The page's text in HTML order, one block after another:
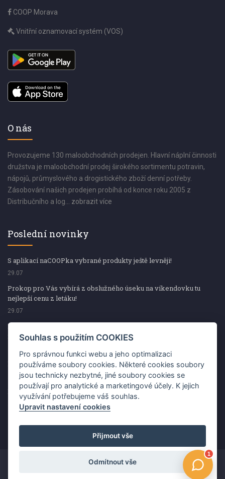
COOP Morava
Vnitřní oznamovací systém (VOS)
O nás
Provozujeme 130 maloobchodních prodejen. Hlavní náplní činnosti
družstva je maloobchodní prodej širokého sortimentu potravin,
nápojů, průmyslového a drogistického zboží denní potřeby.
Zásobování našich prodejen probíhá od konce roku 2005 z
Distribučního a log... zobrazit více
Poslední novinky
S aplikací naCOOPka vybrané produkty ještě levněji!
29.07
Prokop pro Vás vybírá z obslužného úseku na víkendovku tu
nejlepší cenu z letáku!
29.07
Prokop pro Vás vybírá z obslužného úseku na víkendovku tu
nejlepší cenu z letáku!
Kup špekáčky od Váhaly a vyhraj s naCOOPkou sekerku Fiskars
29.07
Prokop pro Vás vybírá na víkendovku ty nejlepší ceny z letáku!
29.07
Copyright ©2026 Jednota, spotřební družstvo v Hodoníně
Souhlas s použitím COOKIES
Pro správnou funkci webu a jeho optimalizaci
používáme soubory cookies. Některé cookies soubory
jsou technicky nezbytné, jiné soubory cookies se
používají pro analytické a marketingové účely. K jejich
využívání potřebujeme váš souhlas.
Upravit nastavení cookies
Přijmout vše
Odmítnout vše